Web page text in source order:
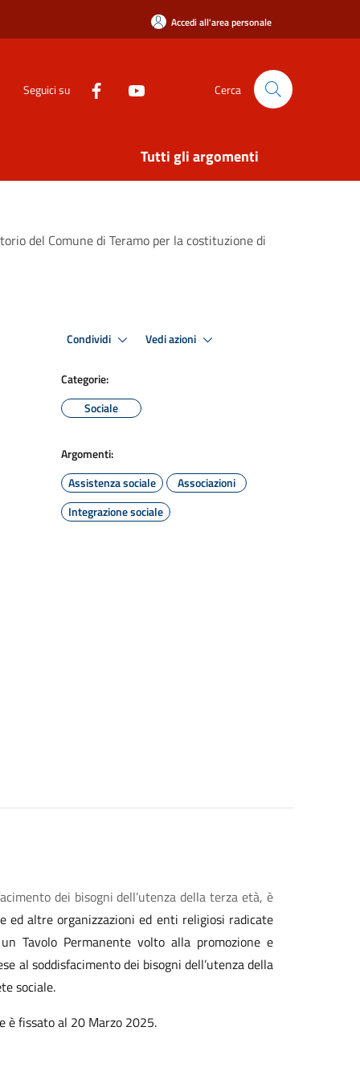
Accedi all'area personale
Seguici su Cerca
Tutti gli argomenti
del Comune di Teramo per la costituzione di
Condividi Vedi azioni
Categorie:
Sociale
Argomenti:
Assistenza sociale
Associazioni
Integrazione sociale
dei bisogni dell’utenza della terza età, è
ed altre organizzazioni ed enti religiosi radicate
Tavolo Permanente volto alla promozione e
al soddisfacimento dei bisogni dell’utenza della
sociale.
è fissato al 20 Marzo 2025.